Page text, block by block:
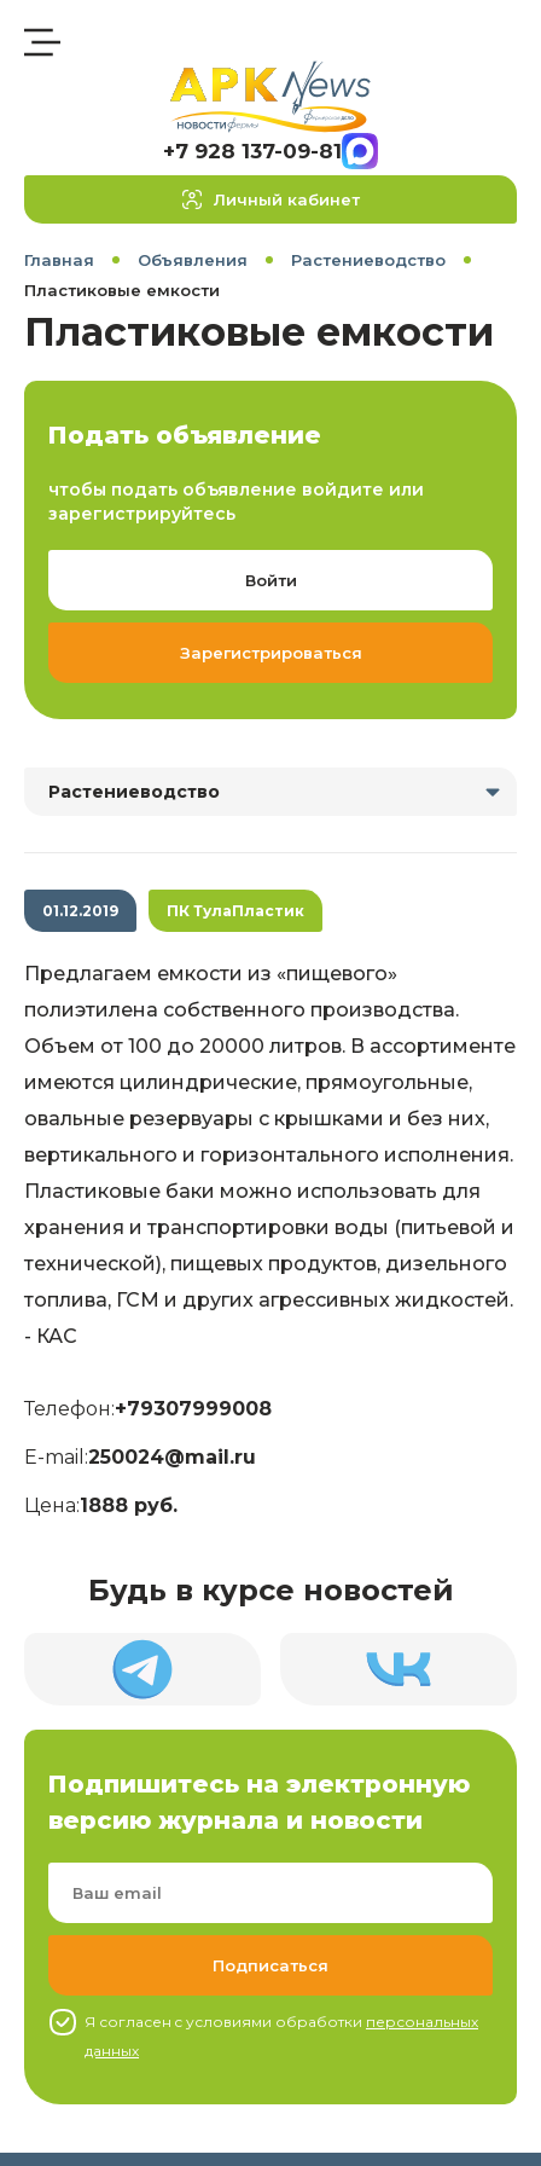
+7 928 137-09-81
Личный кабинет
Главная Объявления
Растениеводство
Пластиковые емкости
Пластиковые емкости
Подать объявление
чтобы подать объявление войдите или
зарегистрируйтесь
Войти
Зарегистрироваться
Растениеводство
01.12.2019 ПК ТулаПластик
Предлагаем емкости из «пищевого»
полиэтилена собственного производства.
Объем от 100 до 20000 литров. В ассортименте
имеются цилиндрические, прямоугольные,
овальные резервуары с крышками и без них,
вертикального и горизонтального исполнения.
Пластиковые баки можно использовать для
хранения и транспортировки воды (питьевой и
технической), пищевых продуктов, дизельного
топлива, ГСМ и других агрессивных жидкостей.
- КАС
Телефон:+79307999008
E-mail:250024@mail.ru
Цена:1888 руб.
Будь в курсе новостей
Подпишитесь на электронную
версию журнала и новости
Я согласен c условиями обработки персональных
данных